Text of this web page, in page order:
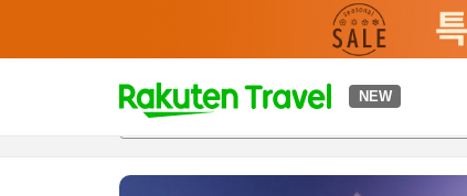
NEW
t
p
a
개요객실 & 숙박 상품이용 후기 편의 시설/서비스